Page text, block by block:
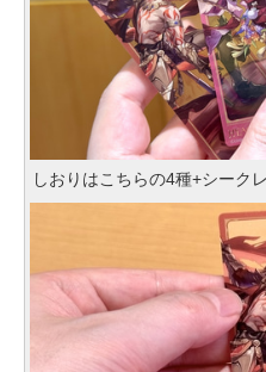
しおりはこちらの4種+シーク